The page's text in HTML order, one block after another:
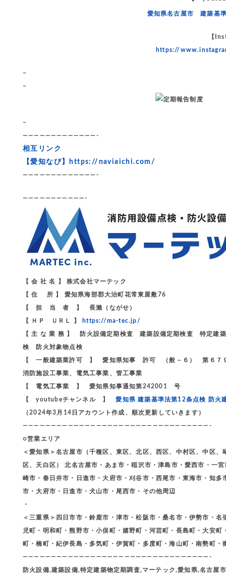
愛知県名古屋市 建築基
【
https://
–
–
–
—————————————-
相互リンク
【愛知なび】
https://naviaichi.com/
—————————————-
———————————-
【 会 社 名 】 株式会社マーテック
【 住 所 】 愛知県海部郡大治町花常東屋敷76
【 担 当 者 】 長瀨（ながせ）
【 ＨＰ ＵＲＬ 】 https://ma-tec.jp/
【 主 な 業 務 】 防火設備定期検査 建築設備定期検査 特定
検 防火対象物点検
【 一般建築業許可 】 愛知県知事 許可 （般－６） 第６７
消防施設工事業、電気工事業、管工事業
【 電気工事業 】 愛知県知事通知第242001 号
【 youtubeチャンネル 】愛知県 建築基準法第12条点検 防火
（2024年3月14日アカウント作成、順次更新していきます）
—————————————————————————————————-
○営業エリア
＜愛知県＞名古屋市（千種区、東区、北区、西区、中村区、中区
区、天白区） 北名古屋市・あま市・稲沢市・津島市・愛西市・一
崎市・春日井市・日進市・大府市・刈谷市・西尾市・東海市・知
市・大府市・日進市・犬山市・尾西市・その他周辺
・
＜三重県＞四日市市・鈴鹿市・津市・松阪市・桑名市・伊勢市・
児町・明和町・熊野市・小俣町・嬉野町・河芸町・長島町・大安
町・楠町・紀伊長島・多気町・伊賀町・多度町・海山町・南勢町
—————————————————————————————————-
防火設備,建築設備,特定建築物定期調査,マーテック,愛知県,名古